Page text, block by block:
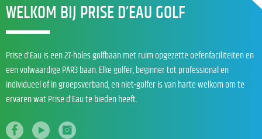
WELKOM BIJ PRISE D’EAU GOLF
Prise d’Eau is een 27-holes golfbaan met ruim opgezette oefenfaciliteiten en
een volwaardige PAR3 baan. Elke golfer, beginner tot professional en
individueel of in groepsverband, en niet-golfer is van harte welkom om te
ervaren wat Prise d’Eau te bieden heeft.